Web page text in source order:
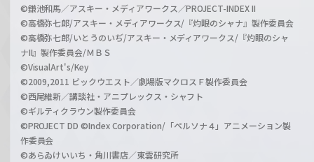
©鎌池和馬／アスキー・メディアワークス／PROJECT-INDEX II
©高橋弥七郎/アスキー・メディアワークス/『灼眼のシャナ』製作委員会
©高橋弥七郎/いとうのいぢ/アスキー・メディアワークス/『灼眼のシャ
ナII』製作委員会/ＭＢＳ
©VisualArt's/Key
©2009,2011 ビックウエスト／劇場版マクロスＦ製作委員会
©西尾維新／講談社・アニプレックス・シャフト
©ギルティクラウン製作委員会
©PROJECT DD ©Index Corporation/「ペルソナ４」アニメーション製
作委員会
©あらゐけいいち・角川書店／東雲研究所